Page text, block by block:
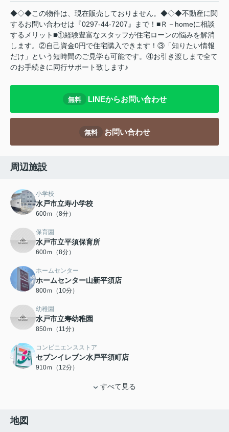
◆◇◆この物件は、現在販売しておりません。◆◇◆不動産に関
するお問い合わせは『0297-44-7207』まで！■Ｒ－homeに相談
するメリット■①経験豊富なスタッフが住宅ローンの悩みを解消
します。②自己資金0円で住宅購入できます！③「知りたい情報
だけ」という短時間のご見学も可能です。④お引き渡しまで全て
のお手続きに同行サポート致します♪
無料 LINEからお問い合わせ
無料 お問い合わせ
周辺施設
小学校
水戸市立寿小学校
600ｍ（8分）
保育園
水戸市立平須保育所
600ｍ（8分）
ホームセンター
ホームセンター山新平須店
800ｍ（10分）
幼稚園
水戸市立寿幼稚園
850ｍ（11分）
コンビニエンスストア
セブンイレブン水戸平須町店
910ｍ（12分）
すべて見る
地図